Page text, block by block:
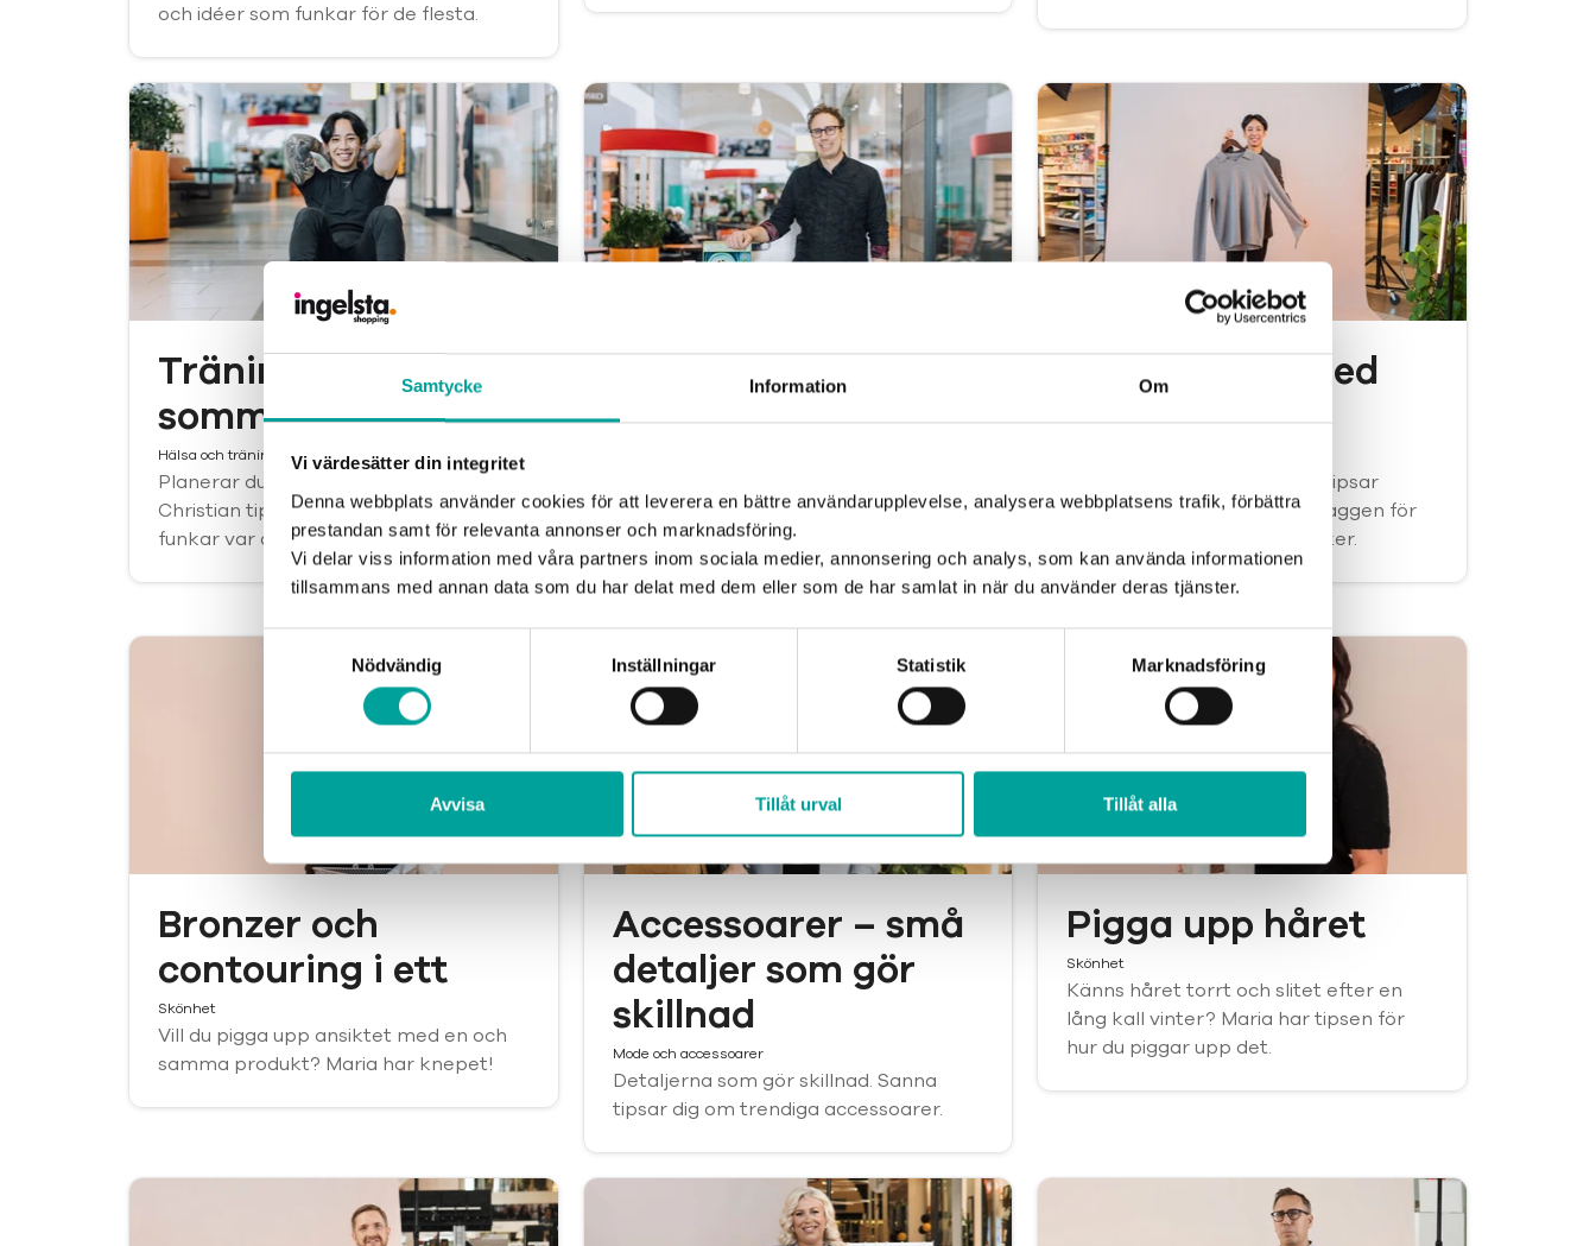
Samtycke Information Om
Vi värdesätter din integritet
Denna webbplats använder cookies för att leverera en bättre användarupplevelse, analysera webbplatsens trafik, förbättra
prestandan samt för relevanta annonser och marknadsföring.
Vi delar viss information med våra partners inom sociala medier, annonsering och analys, som kan använda informationen
tillsammans med annan data som du har delat med dem eller som de har samlat in när du använder deras tjänster.
Samtyckesval
Nödvändig
Inställningar Statistik Marknadsföring
Avvisa Tillåt urval Tillåt alla
och idéer som funkar för de flesta.
Träningspass i
sommar
Hälsa och träning
Planerar du att hålla igång i sommar?
Christian tipsar om träningspass som
funkar var du än befinner dig.
Allt för
sommarfesten
har tipsen och prylarna som gör festen
både rolig, stämningsfull och enkel att
genomföra.
Håll värmen med
stil
Nu när kylan smyger sig på tipsar
Christian om de perfekta plaggen för
att hålla dig varm och stilsäker.
Bronzer och
contouring i ett
Skönhet
Vill du pigga upp ansiktet med en och
samma produkt? Maria har knepet!
Accessoarer – små
detaljer som gör
skillnad
Mode och accessoarer
Detaljerna som gör skillnad. Sanna
tipsar dig om trendiga accessoarer.
Pigga upp håret
Skönhet
Känns håret torrt och slitet efter en
lång kall vinter? Maria har tipsen för
hur du piggar upp det.